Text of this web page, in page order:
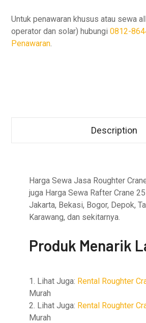
Untuk penawaran khusus atau sewa
operator dan solar) hubungi0812-
Penawaran.
Description
Harga Sewa Jasa Roughter
juga Harga Sewa Rafter Crane
Jakarta, Bekasi, Bogor, Depok,
Karawang, dan sekitarnya.
Produk Menarik
1. Lihat Juga: Rental Roughter
Murah
2. Lihat Juga: Rental Roughter
Murah